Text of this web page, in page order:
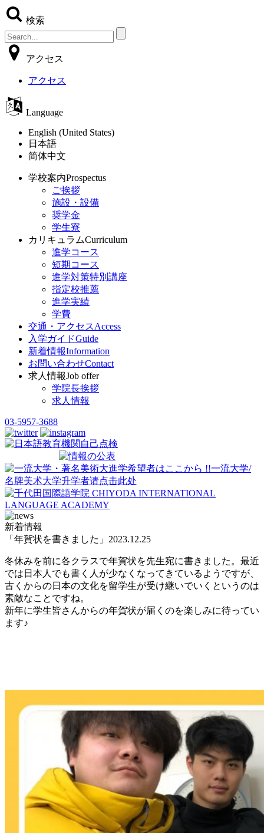
検索
アクセス
アクセス
Language
English (United States)
日本語
简体中文
学校案内Prospectus
ご挨拶
施設・設備
奨学金
学生寮
カリキュラムCurriculum
進学コース
短期コース
進学対策特別講座
指定校推薦
進学実績
学費
交通・アクセスAccess
入学ガイドGuide
新着情報Information
お問い合わせContact
求人情報Job offer
学院長挨拶
求人情報
03-5957-3688
新着情報
「年賀状を書きました」 2023.12.25
冬休みを前に各クラスで年賀状を先生宛に書きました。最近
では日本人でも書く人が少なくなってきているようですが、
古くからの日本の文化を留学生が受け継いでいくというのは
素敵なことですね。
新年に学生皆さんからの年賀状が届くのを楽しみに待ってい
ます♪